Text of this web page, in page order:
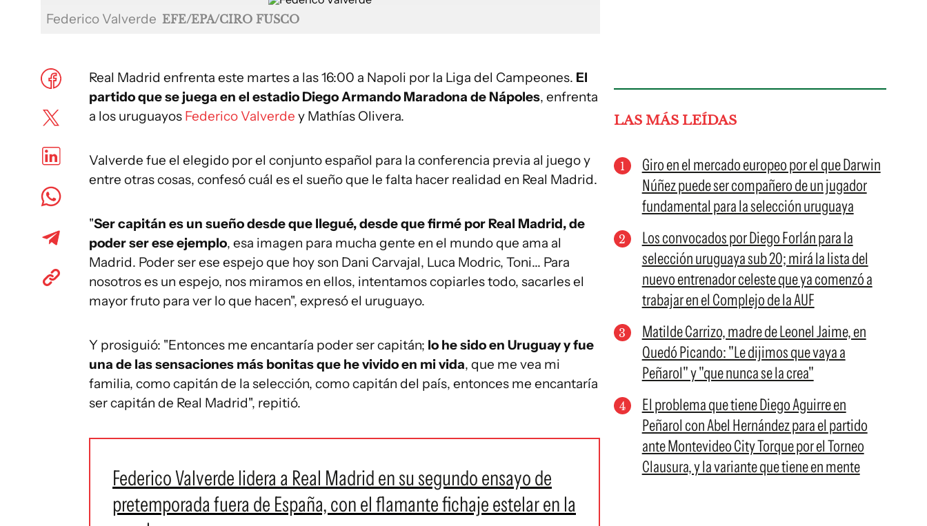
Federico Valverde EFE/EPA/CIRO FUSCO
Real Madrid enfrenta este martes a las 16:00 a Napoli por la Liga del Campeones. El
partido que se juega en el estadio Diego Armando Maradona de Nápoles, enfrenta
a los uruguayos Federico Valverde y Mathías Olivera.
Valverde fue el elegido por el conjunto español para la conferencia previa al juego y
entre otras cosas, confesó cuál es el sueño que le falta hacer realidad en Real Madrid.
"Ser capitán es un sueño desde que llegué, desde que firmé por Real Madrid, de
poder ser ese ejemplo, esa imagen para mucha gente en el mundo que ama al
Madrid. Poder ser ese espejo que hoy son Dani Carvajal, Luca Modric, Toni... Para
nosotros es un espejo, nos miramos en ellos, intentamos copiarles todo, sacarles el
mayor fruto para ver lo que hacen", expresó el uruguayo.
Y prosiguió: "Entonces me encantaría poder ser capitán; lo he sido en Uruguay y fue
una de las sensaciones más bonitas que he vivido en mi vida, que me vea mi
familia, como capitán de la selección, como capitán del país, entonces me encantaría
ser capitán de Real Madrid", repitió.
Federico Valverde lidera a Real Madrid en su segundo ensayo de
pretemporada fuera de España, con el flamante fichaje estelar en la
LAS MÁS LEÍDAS
Giro en el mercado europeo por el que Darwin
Núñez puede ser compañero de un jugador
fundamental para la selección uruguaya
Los convocados por Diego Forlán para la
selección uruguaya sub 20; mirá la lista del
nuevo entrenador celeste que ya comenzó a
trabajar en el Complejo de la AUF
Matilde Carrizo, madre de Leonel Jaime, en
Quedó Picando: "Le dijimos que vaya a
Peñarol" y "que nunca se la crea"
El problema que tiene Diego Aguirre en
Peñarol con Abel Hernández para el partido
ante Montevideo City Torque por el Torneo
Clausura, y la variante que tiene en mente